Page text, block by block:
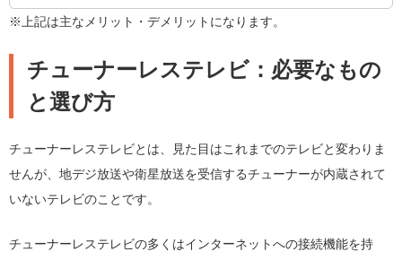
※上記は主なメリット・デメリットになります。
チューナーレステレビ：必要なもの
と選び方
チューナーレステレビとは、見た目はこれまでのテレビと変わりま
せんが、地デジ放送や衛星放送を受信するチューナーが内蔵されて
いないテレビのことです。
チューナーレステレビの多くはインターネットへの接続機能を持